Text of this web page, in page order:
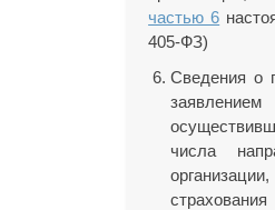
частью 6
405-ФЗ)
Сведения о
числа